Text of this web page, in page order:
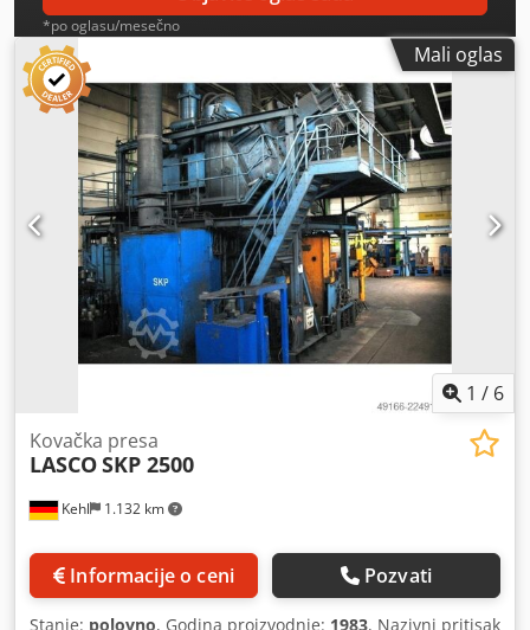
*po oglasu/mesečno
Mali oglas
1 / 6
Kehl 1.132 km
Kovačka presa
LASCOSKP 2500
Informacije o ceni Pozvati
Stanje: polovno, Godina proizvodnje: 1983, Nazivni pritisak